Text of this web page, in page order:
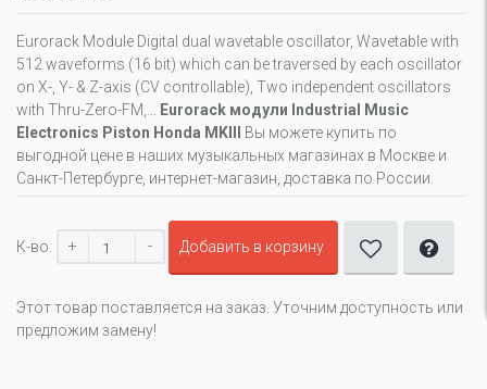
Eurorack Module Digital dual wavetable oscillator, Wavetable with
512 waveforms (16 bit) which can be traversed by each oscillator
on X-, Y- & Z-axis (CV controllable), Two independent oscillators
with Thru-Zero-FM,...
Eurorack модули Industrial Music
Electronics Piston Honda MKIII
Вы можете купить по
выгодной цене в наших музыкальных магазинах в Москве и
Санкт-Петербурге, интернет-магазин, доставка по России.
К-во: + - Добавить в корзину
Этот товар поставляется на заказ. Уточним доступность или
предложим замену!